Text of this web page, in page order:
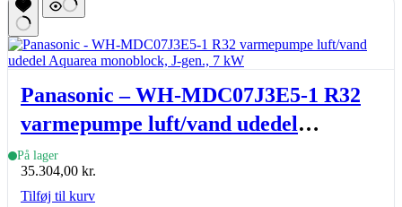
Panasonic – WH-MDC07J3E5-1 R32
varmepumpe luft/vand udedel
Aquarea monoblock, J-gen., 7 kW
På lager
35.304,00 kr.
Tilføj til kurv